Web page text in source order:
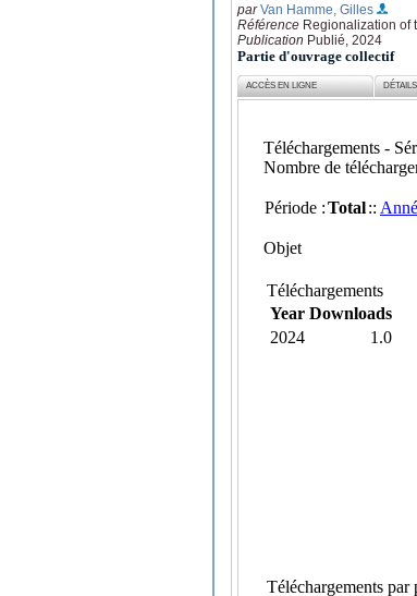
parVan Hamme, Gilles
Référence Regionalization of
Publication Publié, 2024
Partie d'ouvrage collectif
ACCÈS EN LIGNE DÉTAILS